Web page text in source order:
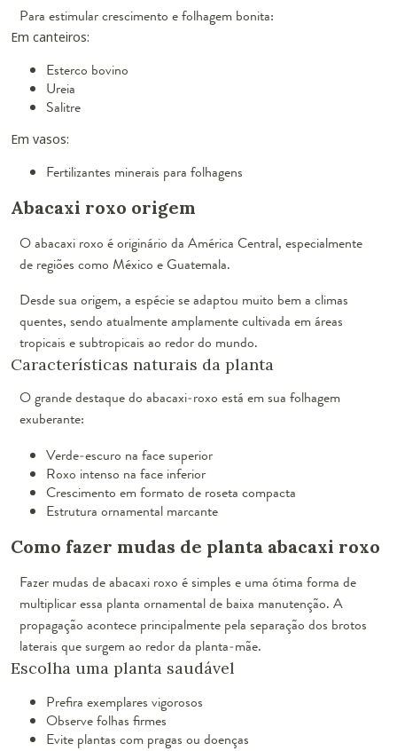
Para estimular crescimento e folhagem bonita:
Em canteiros:
Esterco bovino
Ureia
Salitre
Em vasos:
Fertilizantes minerais para folhagens
Abacaxi roxo origem
O abacaxi roxo é originário da América Central, especialmente
de regiões como México e Guatemala.
Desde sua origem, a espécie se adaptou muito bem a climas
quentes, sendo atualmente amplamente cultivada em áreas
tropicais e subtropicais ao redor do mundo.
Características naturais da planta
O grande destaque do abacaxi-roxo está em sua folhagem
exuberante:
Verde-escuro na face superior
Roxo intenso na face inferior
Crescimento em formato de roseta compacta
Estrutura ornamental marcante
Como fazer mudas de planta abacaxi roxo
Fazer mudas de abacaxi roxo é simples e uma ótima forma de
multiplicar essa planta ornamental de baixa manutenção. A
propagação acontece principalmente pela separação dos brotos
laterais que surgem ao redor da planta-mãe.
Escolha uma planta saudável
Prefira exemplares vigorosos
Observe folhas firmes
Evite plantas com pragas ou doenças